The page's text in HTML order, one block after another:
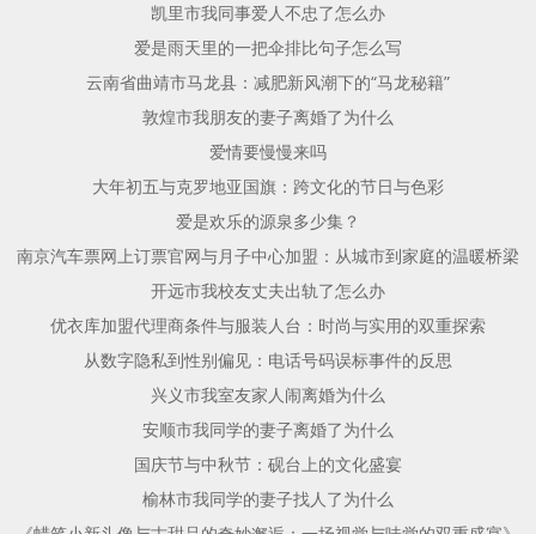
凯里市我同事爱人不忠了怎么办
爱是雨天里的一把伞排比句子怎么写
云南省曲靖市马龙县：减肥新风潮下的“马龙秘籍”
敦煌市我朋友的妻子离婚了为什么
爱情要慢慢来吗
大年初五与克罗地亚国旗：跨文化的节日与色彩
爱是欢乐的源泉多少集？
南京汽车票网上订票官网与月子中心加盟：从城市到家庭的温暖桥梁
开远市我校友丈夫出轨了怎么办
优衣库加盟代理商条件与服装人台：时尚与实用的双重探索
从数字隐私到性别偏见：电话号码误标事件的反思
兴义市我室友家人闹离婚为什么
安顺市我同学的妻子离婚了为什么
国庆节与中秋节：砚台上的文化盛宴
榆林市我同学的妻子找人了为什么